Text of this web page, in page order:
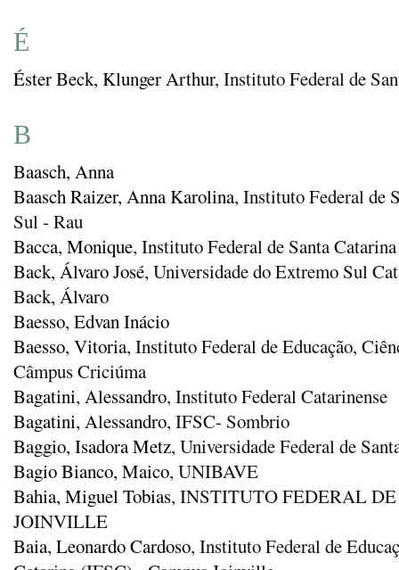
É
Éster Beck, Klunger Arthur, Instituto Federal de
B
Baasch, Anna
Baasch Raizer, Anna Karolina, Instituto Federal de
Sul - Rau
Bacca, Monique, Instituto Federal de Santa
Back, Álvaro José, Universidade do Extremo Sul
Back, Álvaro
Baesso, Edvan Inácio
Baesso, Vitoria, Instituto Federal de Educação,
Câmpus Criciúma
Bagatini, Alessandro, Instituto Federal Catarinense
Bagatini, Alessandro, IFSC- Sombrio
Baggio, Isadora Metz, Universidade Federal de
Bagio Bianco, Maico, UNIBAVE
Bahia, Miguel Tobias, INSTITUTO FEDERAL
JOINVILLE
Baia, Leonardo Cardoso, Instituto Federal de